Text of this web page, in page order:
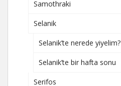
Samothraki
Selanik
Selanik’te nerede yiyelim?
Selanik’te bir hafta sonu
Serifos